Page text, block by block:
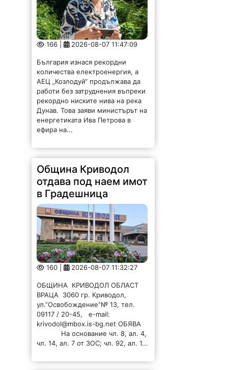
166 | 2026-08-07 11:47:09
България изнася рекордни
количества електроенергия, а
АЕЦ „Козлодуй“ продължава да
работи без затруднения въпреки
рекордно ниските нива на река
Дунав. Това заяви министърът на
енергетиката Ива Петрова в
ефира на...
Община Криводол
отдава под наем имот
в Градешница
160 | 2026-08-07 11:32:27
ОБЩИНА КРИВОДОЛ ОБЛАСТ
ВРАЦА 3060 гр. Криводол,
ул.”Освобождение”№ 13, тел.
09117 / 20-45, e-mail:
krivodol@mbox.is-bg.net ОБЯВА
На основание чл. 8, ал. 4,
чл. 14, ал. 7 от ЗОС; чл. 92, ал. 1...